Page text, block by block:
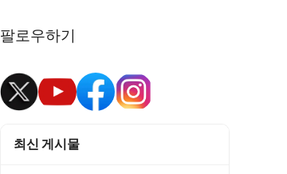
팔로우하기
최신 게시물